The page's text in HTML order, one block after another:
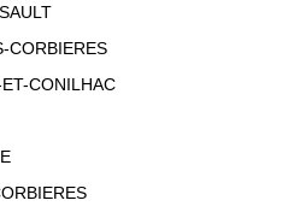
CORBIERES
CONILHAC